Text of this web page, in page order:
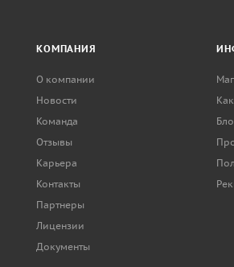
КОМПАНИЯ
О компании
Новости
Команда
Отзывы
Карьера
Контакты
Партнеры
Лицензии
Документы